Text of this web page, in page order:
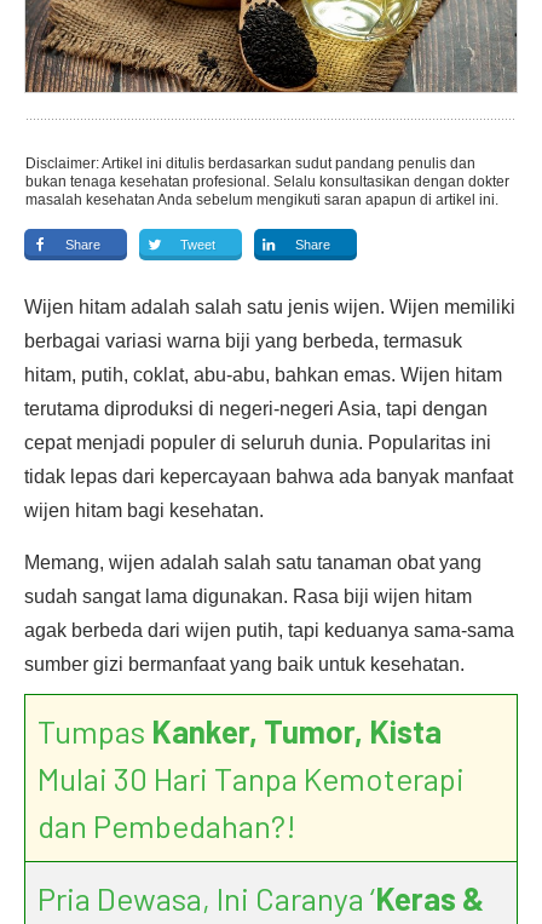
Disclaimer: Artikel ini ditulis berdasarkan sudut pandang penulis dan
bukan tenaga kesehatan profesional. Selalu konsultasikan dengan dokter
masalah kesehatan Anda sebelum mengikuti saran apapun di artikel ini.
Share Tweet Share
Wijen hitam adalah salah satu jenis wijen. Wijen memiliki
berbagai variasi warna biji yang berbeda, termasuk
hitam, putih, coklat, abu-abu, bahkan emas. Wijen hitam
terutama diproduksi di negeri-negeri Asia, tapi dengan
cepat menjadi populer di seluruh dunia. Popularitas ini
tidak lepas dari kepercayaan bahwa ada banyak manfaat
wijen hitam bagi kesehatan.
Memang, wijen adalah salah satu tanaman obat yang
sudah sangat lama digunakan. Rasa biji wijen hitam
agak berbeda dari wijen putih, tapi keduanya sama-sama
sumber gizi bermanfaat yang baik untuk kesehatan.
Tumpas Kanker, Tumor, Kista
Mulai 30 Hari Tanpa Kemoterapi
dan Pembedahan?!
Pria Dewasa, Ini Caranya ‘Keras &